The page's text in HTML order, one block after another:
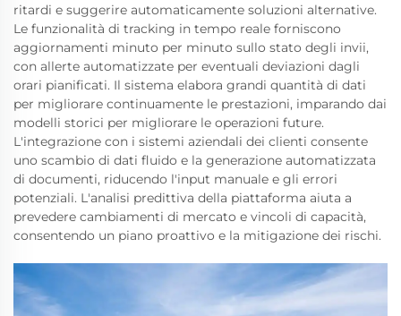
ritardi e suggerire automaticamente soluzioni alternative.
Le funzionalità di tracking in tempo reale forniscono
aggiornamenti minuto per minuto sullo stato degli invii,
con allerte automatizzate per eventuali deviazioni dagli
orari pianificati. Il sistema elabora grandi quantità di dati
per migliorare continuamente le prestazioni, imparando dai
modelli storici per migliorare le operazioni future.
L'integrazione con i sistemi aziendali dei clienti consente
uno scambio di dati fluido e la generazione automatizzata
di documenti, riducendo l'input manuale e gli errori
potenziali. L'analisi predittiva della piattaforma aiuta a
prevedere cambiamenti di mercato e vincoli di capacità,
consentendo un piano proattivo e la mitigazione dei rischi.